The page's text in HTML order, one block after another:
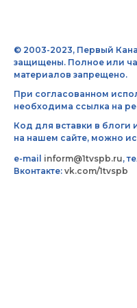
© 2003-2023, Первый
защищены. Полное или
материалов запрещено.
При согласованном
необходима ссылка на
Код для вставки в блоги
на нашем сайте, можно
e-mail inform@1tvspb.ru,
Вконтакте: vk.com/1tvspb